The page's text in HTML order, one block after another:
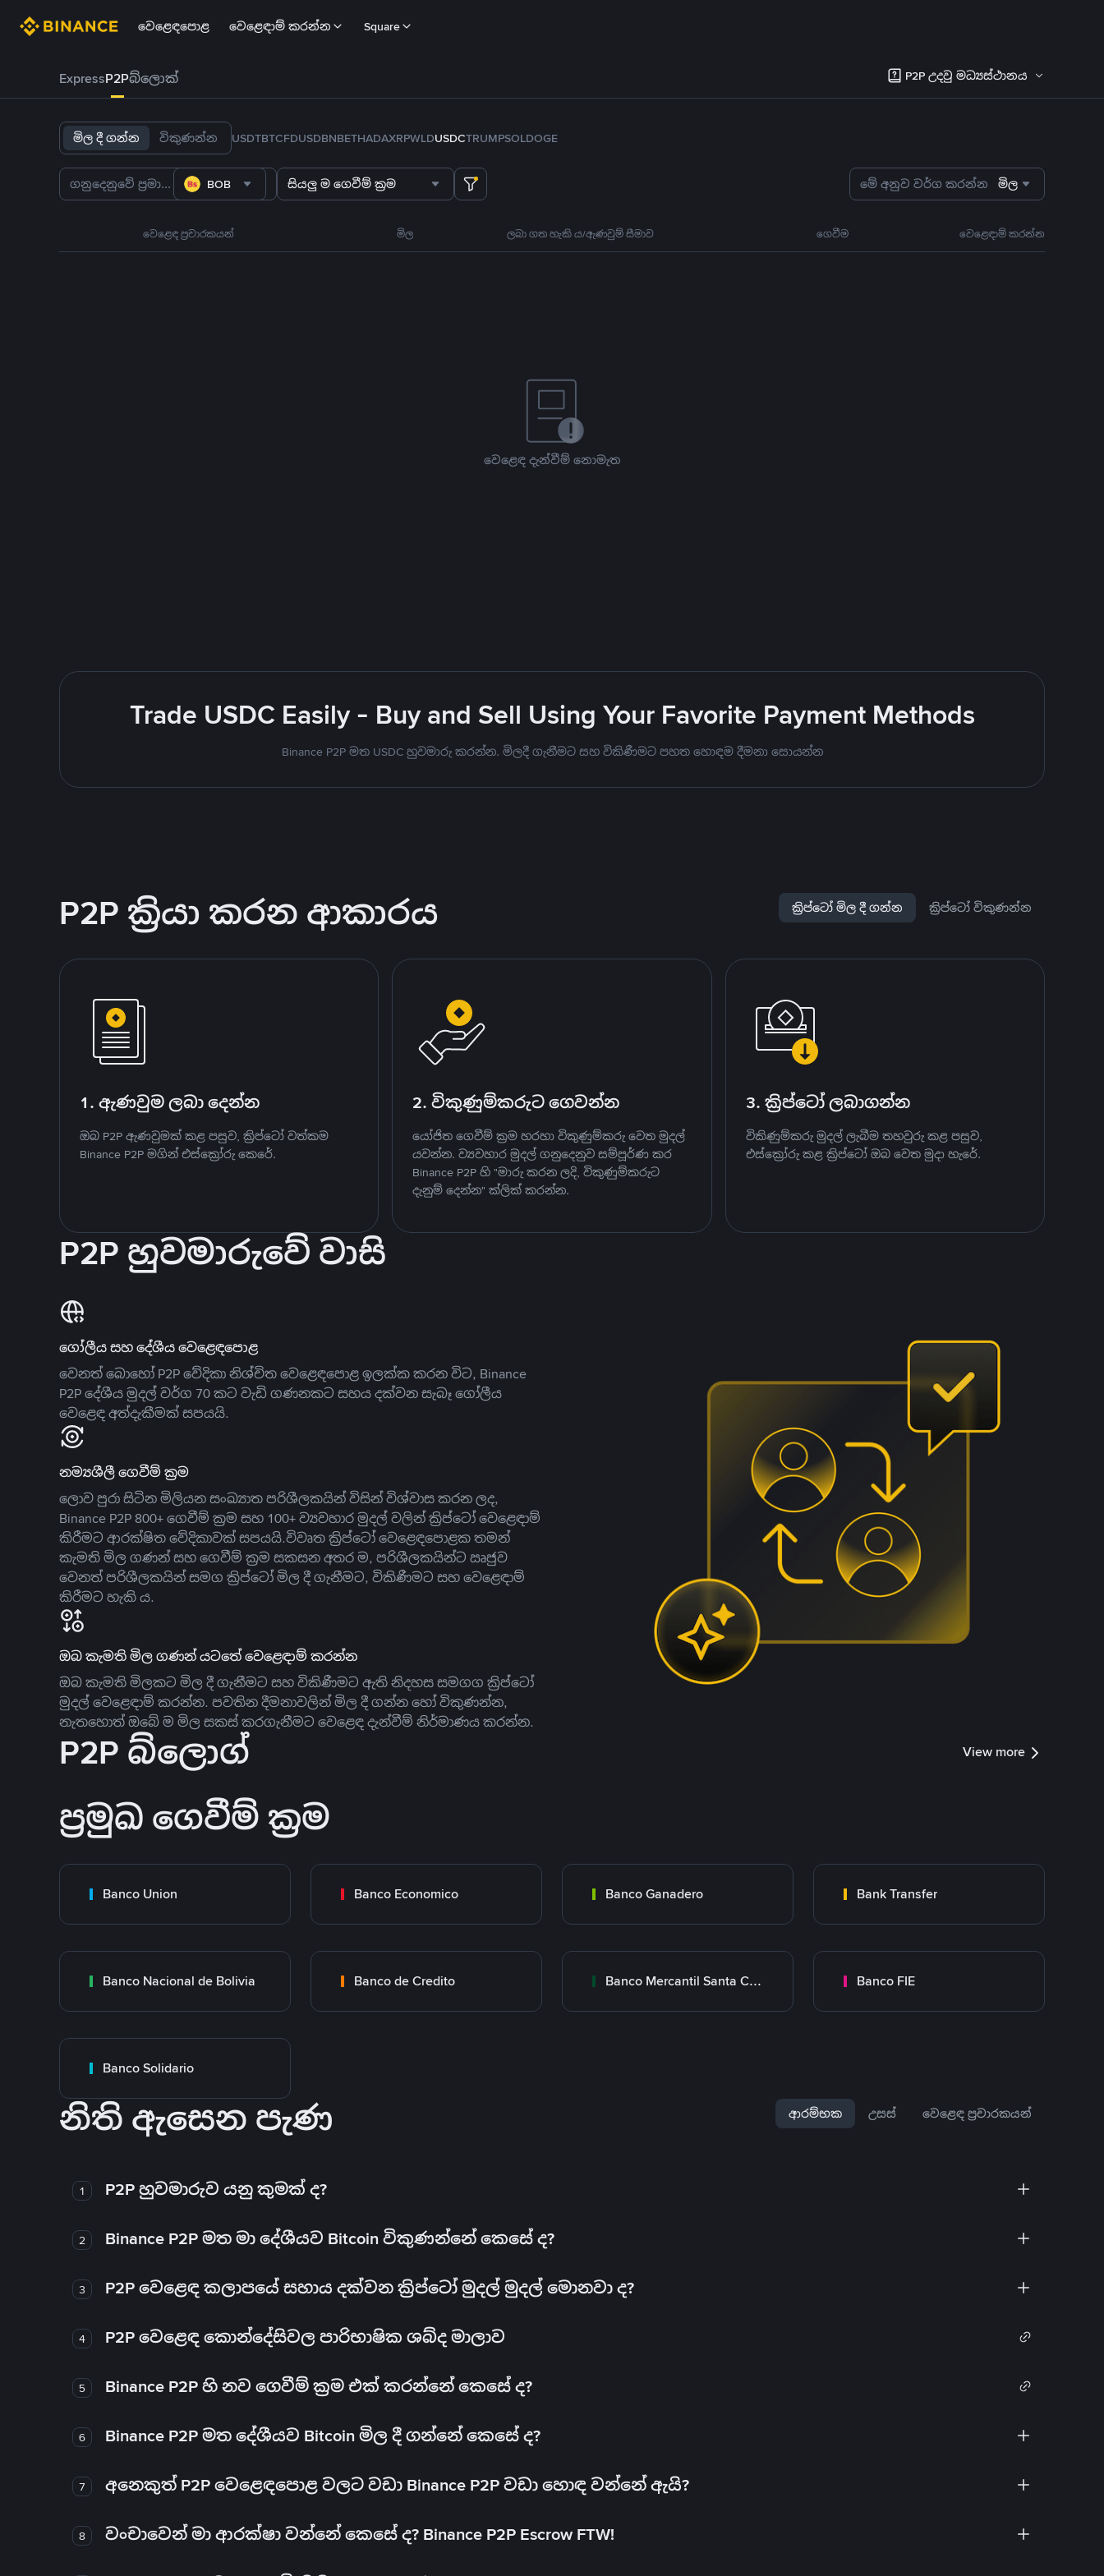
වෙළෙඳපොළ වෙළෙඳාම් කරන්න Square
ExpressP2Pබ්ලොක් P2P උදවු මධ්‍යස්ථානය
මිල දී ගන්න විකුණන්න USDTBTCFDUSDBNBETHADAXRPWLDUSDCTRUMPSOLDOGE
BOB සියලු ම ගෙවීම් ක්‍රම මේ අනුව වර්ග කරන්න මිල
වෙළෙඳ ප්‍රචාරකයන් මිල ලබා ගත හැකි ය/ඇණවුම් සීමාව ගෙවීම වෙළෙඳාම් කරන්න
වෙළෙඳ දැන්වීම් නොමැත
Trade USDC Easily - Buy and Sell Using Your Favorite Payment Methods
Binance P2P මත USDC හුවමාරු කරන්න. මිලදී ගැනීමට සහ විකිණීමට පහත හොඳම දීමනා සොයන්න
P2P ක්‍රියා කරන ආකාරය ක්‍රිප්ටෝ මිල දී ගන්න ක්‍රිප්ටෝ විකුණන්න
1. ඇණවුම ලබා දෙන්න
ඔබ P2P ඇණවුමක් කළ පසුව, ක්‍රිප්ටෝ වත්කම
Binance P2P මගින් එස්ක්‍රෝරු කෙරේ.
2. විකුණුම්කරුට ගෙවන්න
යෝජිත ගෙවීම් ක්‍රම හරහා විකුණුම්කරු වෙත මුදල්
යවන්න. ව්‍යවහාර මුදල් ගනුදෙනුව සම්පූර්ණ කර
Binance P2P හි "මාරු කරන ලදි, විකුණුම්කරුට
දැනුම් දෙන්න" ක්ලික් කරන්න.
3. ක්‍රිප්ටෝ ලබාගන්න
විකිණුම්කරු මුදල් ලැබීම තහවුරු කළ පසුව,
එස්ක්‍රෝරු කළ ක්‍රිප්ටෝ ඔබ වෙත මුදා හැරේ.
P2P හුවමාරුවේ වාසි
ගෝලීය සහ දේශීය වෙළෙඳපොළ
වෙනත් බොහෝ P2P වේදිකා නිශ්චිත වෙළෙඳපොළ ඉලක්ක කරන විට, Binance
P2P දේශීය මුදල් වර්ග 70 කට වැඩි ගණනකට සහය දක්වන සැබෑ ගෝලීය
වෙළෙඳ අත්දැකීමක් සපයයි.
නම්‍යශීලී ගෙවීම් ක්‍රම
ලොව පුරා සිටින මිලියන සංඛ්‍යාත පරිශීලකයින් විසින් විශ්වාස කරන ලද,
Binance P2P 800+ ගෙවීම් ක්‍රම සහ 100+ ව්‍යවහාර මුදල් වලින් ක්‍රිප්ටෝ වෙළෙඳාම්
කිරීමට ආරක්ෂිත වේදිකාවක් සපයයි.විවෘත ක්‍රිප්ටෝ වෙළෙඳපොළක තමන්
කැමති මිල ගණන් සහ ගෙවීම් ක්‍රම සකසන අතර ම, පරිශීලකයින්ට ඍජුව
වෙනත් පරිශීලකයින් සමග ක්‍රිප්ටෝ මිල දී ගැනීමට, විකිණීමට සහ වෙළෙඳාම්
කිරීමට හැකි ය.
ඔබ කැමති මිල ගණන් යටතේ වෙළෙඳාම් කරන්න
ඔබ කැමති මිලකට මිල දී ගැනීමට සහ විකිණීමට ඇති නිදහස සමගග ක්‍රිප්ටෝ
මුදල් වෙළෙඳාම් කරන්න. පවතින දීමනාවලින් මිල දී ගන්න හෝ විකුණන්න,
නැතහොත් ඔබේ ම මිල සකස් කරගැනීමට වෙළෙඳ දැන්වීම් නිර්මාණය කරන්න.
P2P බ්ලොග් View more
ප්‍රමුඛ ගෙවීම් ක්‍රම
Banco Union Banco Economico Banco Ganadero Bank Transfer
Banco Nacional de Bolivia Banco de Credito Banco Mercantil Santa Cruz Banco FIE
Banco Solidario
නිති ඇසෙන පැණ ආරම්භක උසස් වෙළෙඳ ප්‍රචාරකයන්
1 P2P හුවමාරුව යනු කුමක් ද?
2 Binance P2P මත මා දේශීයව Bitcoin විකුණන්නේ කෙසේ ද?
3 P2P වෙළෙඳ කලාපයේ සහාය දක්වන ක්‍රිප්ටෝ මුදල් මුදල් මොනවා ද?
4 P2P වෙළෙඳ කොන්දේසිවල පාරිභාෂික ශබ්ද මාලාව
5 Binance P2P හි නව ගෙවීම් ක්‍රම එක් කරන්නේ කෙසේ ද?
6 Binance P2P මත දේශීයව Bitcoin මිල දී ගන්නේ කෙසේ ද?
7 අනෙකුත් P2P වෙළෙඳපොළ වලට වඩා Binance P2P වඩා හොඳ වන්නේ ඇයි?
8 වංචාවෙන් මා ආරක්ෂා වන්නේ කෙසේ ද? Binance P2P Escrow FTW!